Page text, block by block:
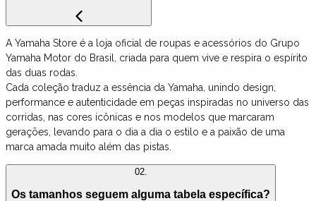
A Yamaha Store é a loja oficial de roupas e acessórios do Grupo
Yamaha Motor do Brasil, criada para quem vive e respira o espírito
das duas rodas.
Cada coleção traduz a essência da Yamaha, unindo design,
performance e autenticidade em peças inspiradas no universo das
corridas, nas cores icônicas e nos modelos que marcaram
gerações, levando para o dia a dia o estilo e a paixão de uma
marca amada muito além das pistas.
02.
Os tamanhos seguem alguma tabela específica?